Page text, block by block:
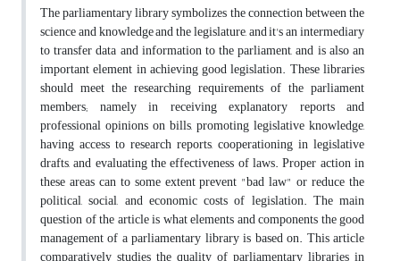
The parliamentary library symbolizes the connection between the
science and knowledge and the legislature, and it's an intermediary
to transfer data and information to the parliament, and is also an
important element in achieving good legislation. These libraries
should meet the researching requirements of the parliament
members; namely in receiving explanatory reports and
professional opinions on bills, promoting legislative knowledge,
having access to research reports, cooperationing in legislative
drafts, and evaluating the effectiveness of laws. Proper action in
these areas can to some extent prevent "bad law" or reduce the
political, social, and economic costs of legislation. The main
question of the article is what elements and components the good
management of a parliamentary library is based on. This article